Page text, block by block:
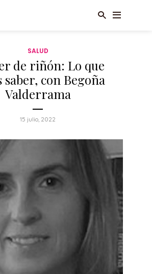
SALUD
de riñón: Lo que
saber, con Begoña
Valderrama
15 julio, 2022